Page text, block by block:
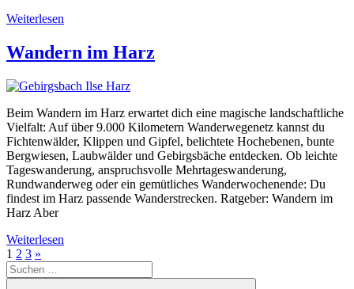
Weiterlesen
Wandern im Harz
Beim Wandern im Harz erwartet dich eine magische landschaftliche
Vielfalt: Auf über 9.000 Kilometern Wanderwegenetz kannst du
Fichtenwälder, Klippen und Gipfel, belichtete Hochebenen, bunte
Bergwiesen, Laubwälder und Gebirgsbäche entdecken. Ob leichte
Tageswanderung, anspruchsvolle Mehrtageswanderung,
Rundwanderweg oder ein gemütliches Wanderwochenende: Du
findest im Harz passende Wanderstrecken. Ratgeber: Wandern im
Harz Aber
Weiterlesen
Seitennummerierung
der
1 2 3 Nächste
Beiträge
»
Suchen
nach: